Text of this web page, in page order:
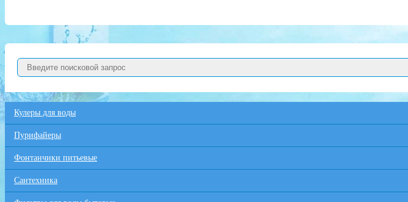
Кулеры для воды
Пурифайеры
Фонтанчики питьевые
Сантехника